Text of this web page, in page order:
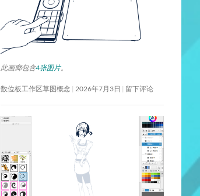
此画廊包含4张图片。
数位板工作区草图概念 2026年7月3日 留下评论